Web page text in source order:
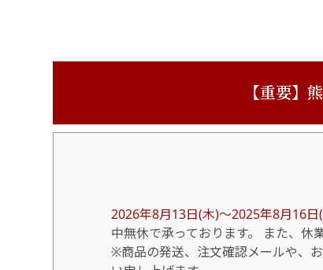
【重要】
2026年8月13日(木)～2025年8月16日
中無休で承っております。 また、休
※商品の発送、注文確認メールや、